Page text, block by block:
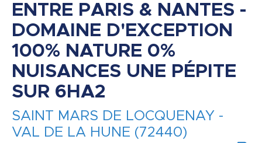
ENTRE PARIS & NANTES -
DOMAINE D'EXCEPTION
100% NATURE 0%
NUISANCES UNE PÉPITE
SUR 6HA2
SAINT MARS DE LOCQUENAY -
VAL DE LA HUNE (72440)